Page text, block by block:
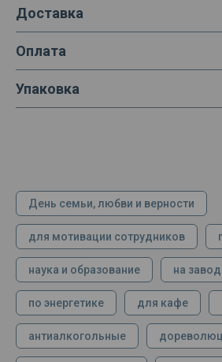
Доставка
Оплата
Упаковка
День семьи, любви и верности
для мотивации сотрудников
наука и образование на завод
по энергетике для кафе
антиалкогольные